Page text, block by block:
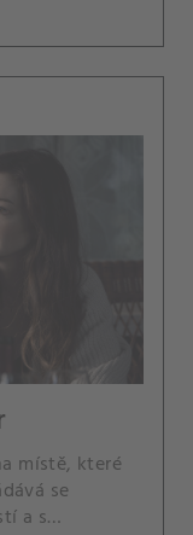
místě, které
se
a s